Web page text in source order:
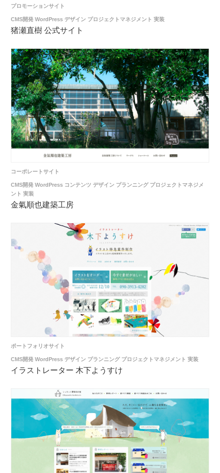
プロモーションサイト
CMS開発 WordPress デザイン プロジェクトマネジメント 実装
猪瀬直樹 公式サイト
コーポレートサイト
CMS開発 WordPress コンテンツ デザイン プランニング プロジェクトマネジメ
ント 実装
金氣順也建築工房
ポートフォリオサイト
CMS開発 WordPress デザイン プランニング プロジェクトマネジメント 実装
イラストレーター 木下ようすけ